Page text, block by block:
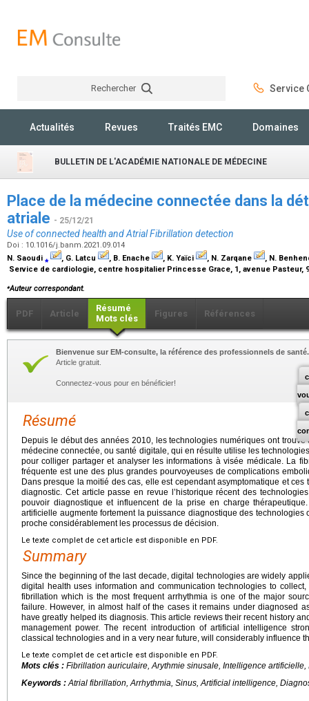
Rechercher Service
Actualités Revues Traités EMC Domaines
BULLETIN DE L'ACADÉMIE NATIONALE DE MÉDECINE
Place de la médecine connectée dans la
atriale - 25/12/21
Use of connected health and Atrial Fibrillation detection
Doi : 10.1016/j.banm.2021.09.014
N. Saoudi ⁎ , G. Latcu , B. Enache , K. Yaïci , N. Zarqane
, N.
Service de cardiologie, centre hospitalier Princesse Grace, 1, avenue Pasteur,
⁎Auteur correspondant.
PDF Article
Résumé
Mots clés
Figures Références
Bienvenue sur EM-consulte, la référence des professionnels de santé.
Article gratuit.
Connectez-vous pour en bénéficier!
Résumé
Depuis le début des années 2010, les technologies numériques ont
médecine connectée, ou santé digitale, qui en résulte utilise les
pour colliger partager et analyser les informations à visée médicale. La
fréquente est une des plus grandes pourvoyeuses de complications
Dans presque la moitié des cas, elle est cependant asymptomatique et
diagnostic. Cet article passe en revue l’historique récent des
pouvoir diagnostique et influencent de la prise en charge thérapeutique.
artificielle augmente fortement la puissance diagnostique des
proche considérablement les processus de décision.
Le texte complet de cet article est disponible en PDF.
Summary
Since the beginning of the last decade, digital technologies are widely
digital health uses information and communication technologies to
fibrillation which is the most frequent arrhythmia is one of the major
failure. However, in almost half of the cases it remains under diagnosed
have greatly helped its diagnosis. This article reviews their recent history
management power. The recent introduction of artificial intelligence
classical technologies and in a very near future, will considerably influence
Le texte complet de cet article est disponible en PDF.
Mots clés : Fibrillation auriculaire, Arythmie sinusale, Intelligence
Keywords :Atrial fibrillation, Arrhythmia, Sinus, Artificial intelligence,